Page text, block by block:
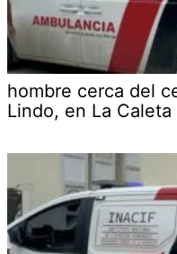
hombre cerca del
Lindo, en La Caleta